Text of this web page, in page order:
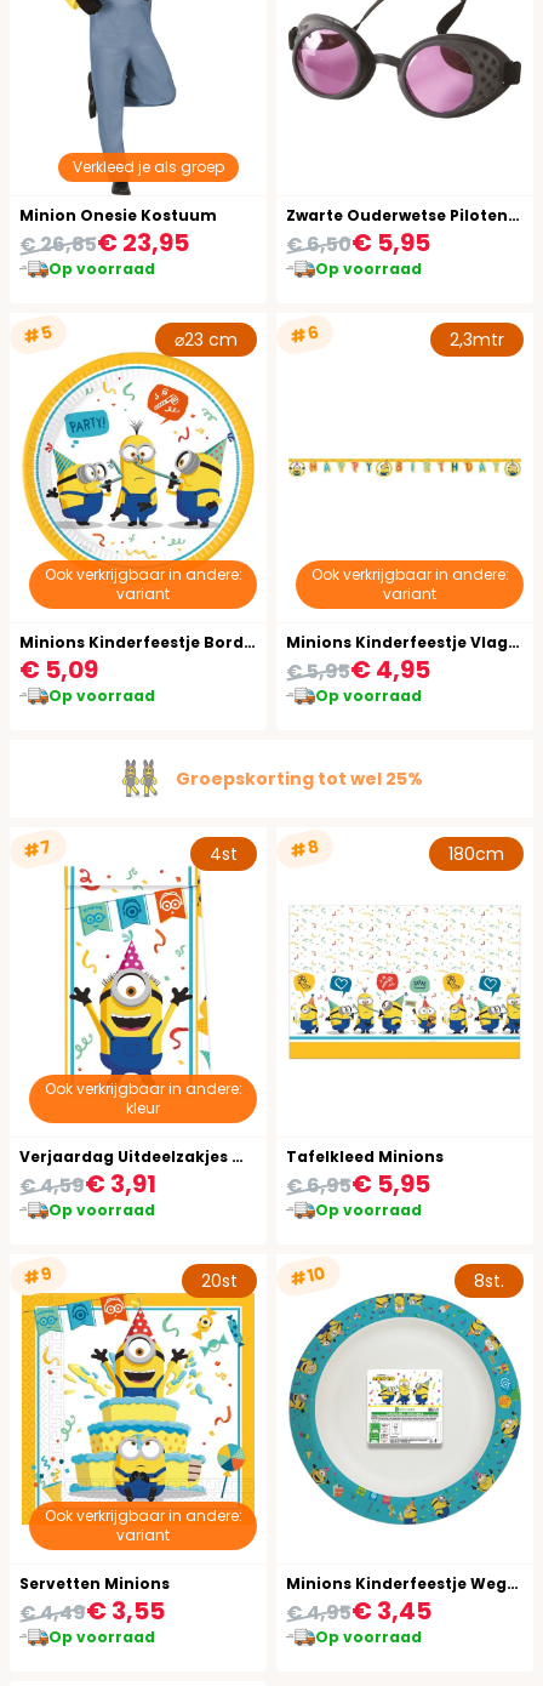
Verkleed je als groep
Minion Onesie Kostuum
€ 23,95
€ 26,85
Op voorraad
Zwarte Ouderwetse Pilotenbril
€ 5,95
€ 6,50
Op voorraad
#5
Ook verkrijgbaar in andere:
variant
⌀23 cm
Minions Kinderfeestje Bordjes 8 Stuks
€ 5,09
Op voorraad
#6
Ook verkrijgbaar in andere:
variant
2,3mtr
Minions Kinderfeestje Vlaggenlijn
€ 4,95
€ 5,95
Op voorraad
Groepskorting tot wel 25%
#7
Ook verkrijgbaar in andere:
kleur
4st
Verjaardag Uitdeelzakjes Minions
€ 3,91
€ 4,59
Op voorraad
#8 180cm
Tafelkleed Minions
€ 5,95
€ 6,95
Op voorraad
#9
Ook verkrijgbaar in andere:
variant
20st
Servetten Minions
€ 3,55
€ 4,49
Op voorraad
#10 8st.
Minions Kinderfeestje Wegwerp Bordjes Compost
€ 3,45
€ 4,95
Op voorraad